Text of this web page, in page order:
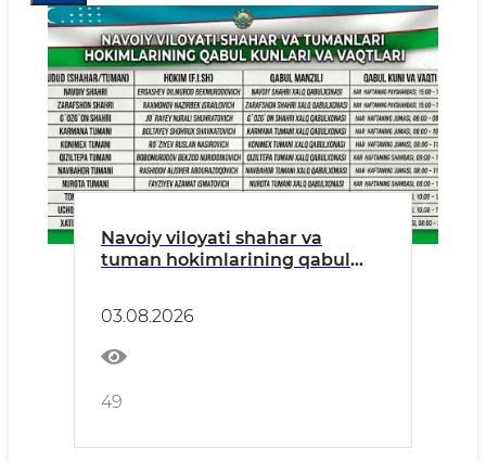
Navoiy viloyati shahar va
tuman hokimlarining qabul
03.08.2026
49